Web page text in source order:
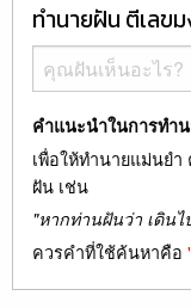
ทำนายฝัน ตีเลข
คำแนะนำในการทำ
เพื่อให้ทำนายแม่นย
ฝัน เช่น
"หากท่านฝันว่า เดิน
ควรคำที่ใช้ค้นหาคือ